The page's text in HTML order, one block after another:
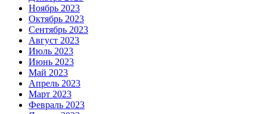
Ноябрь 2023
Октябрь 2023
Сентябрь 2023
Август 2023
Июль 2023
Июнь 2023
Май 2023
Апрель 2023
Март 2023
Февраль 2023